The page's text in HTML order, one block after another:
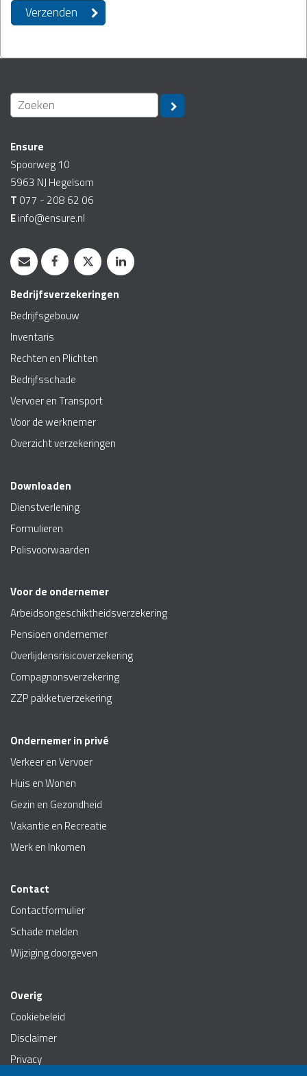
Ensure
Spoorweg 10
5963 NJ Hegelsom
T 077 - 208 62 06
Einfo@ensure.nl
Bedrijfsverzekeringen
Bedrijfsgebouw
Inventaris
Rechten en Plichten
Bedrijfsschade
Vervoer en Transport
Voor de werknemer
Overzicht verzekeringen
Downloaden
Dienstverlening
Formulieren
Polisvoorwaarden
Voor de ondernemer
Arbeidsongeschiktheidsverzekering
Pensioen ondernemer
Overlijdensrisicoverzekering
Compagnonsverzekering
ZZP pakketverzekering
Ondernemer in privé
Verkeer en Vervoer
Huis en Wonen
Gezin en Gezondheid
Vakantie en Recreatie
Werk en Inkomen
Contact
Contactformulier
Schade melden
Wijziging doorgeven
Overig
Cookiebeleid
Disclaimer
Privacy